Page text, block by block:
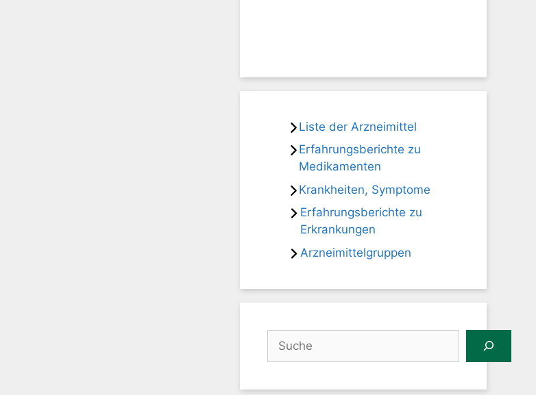
Liste der Arzneimittel
Erfahrungsberichte zu
Medikamenten
Krankheiten, Symptome
Erfahrungsberichte zu
Erkrankungen
Arzneimittelgruppen